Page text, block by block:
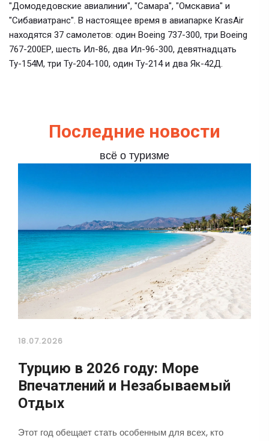
"Домодедовские авиалинии", "Самара", "Омскавиа" и
"Сибавиатранс". В настоящее время в авиапарке KrasAir
находятся 37 самолетов: один Boeing 737-300, три Boeing
767-200ЕР, шесть Ил-86, два Ил-96-300, девятнадцать
Ту-154М, три Ту-204-100, один Ту-214 и два Як-42Д.
Последние новости
всё о туризме
18.07.2026
Турцию в 2026 году: Море
Впечатлений и Незабываемый
Отдых
Этот год обещает стать особенным для всех, кто